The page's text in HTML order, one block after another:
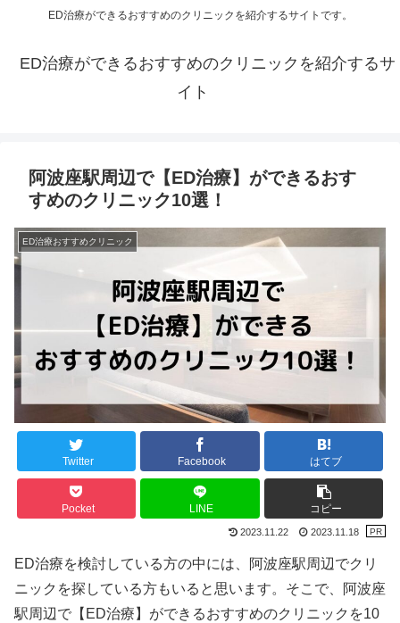
ED治療ができるおすすめのクリニックを紹介するサイトです。
ED治療ができるおすすめのクリニックを紹介するサ
イト
阿波座駅周辺で【ED治療】ができるおす
すめのクリニック10選！
ED治療おすすめクリニック
Twitter Facebook はてブ
Pocket LINE コピー
2023.11.22 2023.11.18
ED治療を検討している方の中には、阿波座駅周辺でクリ
ニックを探している方もいると思います。そこで、阿波座
駅周辺で【ED治療】ができるおすすめのクリニックを10